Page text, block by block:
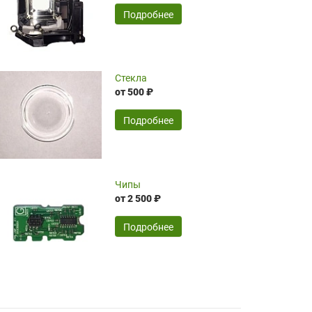
временные затраты по достаточно
оптимизированной стоимости, чему
чрезмерно благодарны!)))
SERGEY FOURSOV,24.04.2026
широкий ассортимент ламп, как оригиналов,
так и аналогов.Быстрое оформление и
передача в доставку, приемлемые цены. Мне
понравилось.
Читать полностью
16.04.2026
Подробнее
Стекла
от 500 ₽
Подробнее
Чипы
от 2 500 ₽
Подробнее